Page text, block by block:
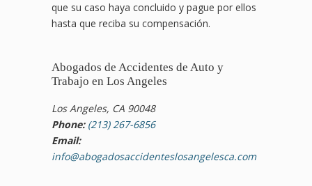
que su caso haya concluido y pague por ellos
hasta que reciba su compensación.
Abogados de Accidentes de Auto y
Trabajo en Los Angeles
Los Angeles, CA 90048
Phone: (213) 267-6856
Email:
info@abogadosaccidenteslosangelesca.com